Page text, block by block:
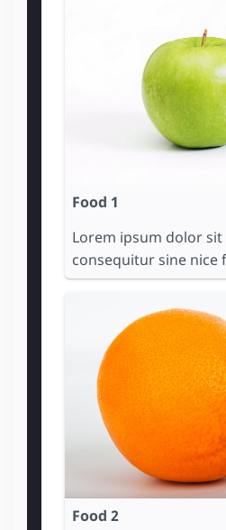
Food 1
Lorem ipsum dolor sit
consequitur sine nice
Food 2